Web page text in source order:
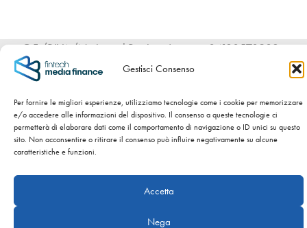
Gestisci Consenso
Per fornire le migliori esperienze, utilizziamo tecnologie come i cookie per memorizzare
e/o accedere alle informazioni del dispositivo. Il consenso a queste tecnologie ci
permetterà di elaborare dati come il comportamento di navigazione o ID unici su questo
sito. Non acconsentire o ritirare il consenso può influire negativamente su alcune
caratteristiche e funzioni.
Accetta
Nega
C.F./P.IVA/Nr. iscr. al Registro Imprese 04120570983 -
Numero REA BS – 589954 - Cap. Sociale int. versato €
SITO WEB SVILUPPATO DA NIDA’S – NATI CON LA CRISI.
Copyright ©